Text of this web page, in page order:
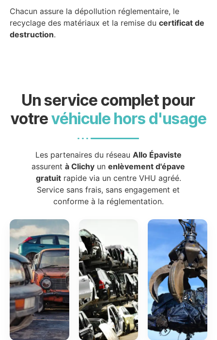
Chacun assure la dépollution réglementaire, le
recyclage des matériaux et la remise du certificat de
destruction.
Un service complet pour
votrevéhicule hors d'usage
Les partenaires du réseau Allo Épaviste
assurentà Clichy unenlèvement d'épave
gratuitrapide via un centre VHU agréé.
Service sans frais, sans engagement et
conforme à la réglementation.